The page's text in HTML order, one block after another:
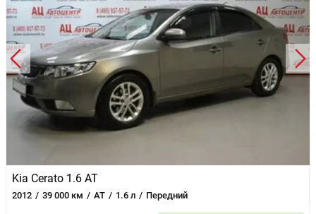
Kia Cerato 1.6 AT
2012 39 000 км AT 1.6 л Передний